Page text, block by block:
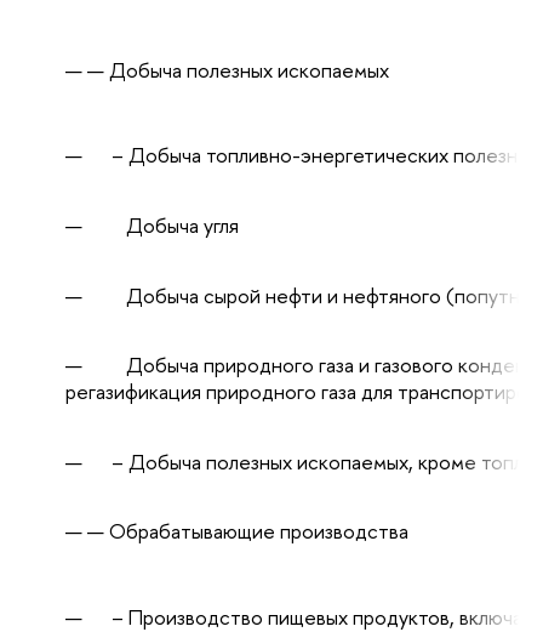
Добыча полезных ископаемых
– Добыча топливно-энергетических
Добыча угля
Добыча сырой нефти и нефтяного
Добыча природного газа и газового
регазификация природного газа для
– Добыча полезных ископаемых, кроме
Обрабатывающие производства
– Производство пищевых продуктов, включая